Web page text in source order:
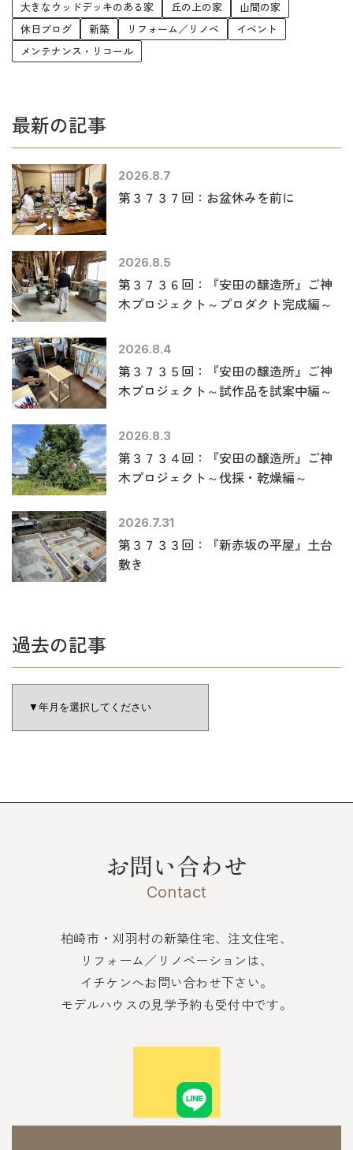
大きなウッドデッキのある家 丘の上の家
山間の家
休日ブログ
新築 リフォーム／リノベ
イベント
メンテナンス・リコール
最新の記事
2026.8.7
第３７３７回：お盆休みを前に
2026.8.5
第３７３６回：『安田の醸造所』ご神
木プロジェクト～プロダクト完成編～
2026.8.4
第３７３５回：『安田の醸造所』ご神
木プロジェクト～試作品を試案中編～
2026.8.3
第３７３４回：『安田の醸造所』ご神
木プロジェクト～伐採・乾燥編～
2026.7.31
第３７３３回：『新赤坂の平屋』土台
敷き
過去の記事
お問い合わせ
Contact
柏崎市・刈羽村の新築住宅、注文住宅、
リフォーム／リノベーションは、
イチケンへお問い合わせ下さい。
モデルハウスの見学予約も受付中です。